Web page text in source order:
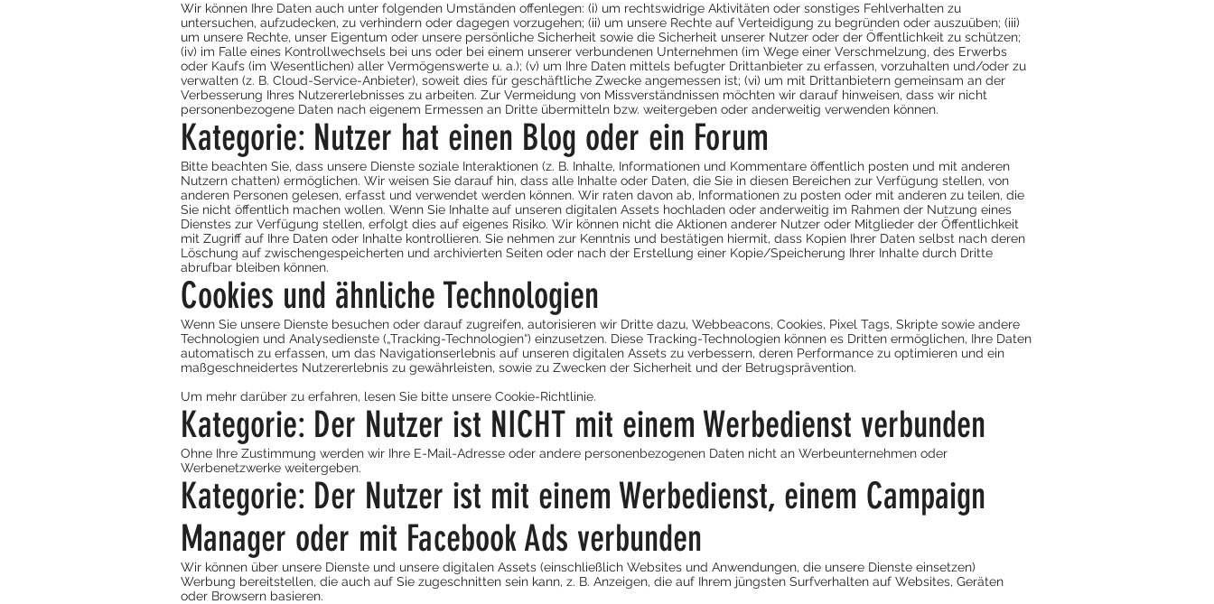
Wir können Ihre Daten auch unter folgenden Umständen offenlegen: (i) um rechtswidrige Aktivitäten oder sonstiges Fehlverhalten zu
untersuchen, aufzudecken, zu verhindern oder dagegen vorzugehen; (ii) um unsere Rechte auf Verteidigung zu begründen oder auszuüben; (iii)
um unsere Rechte, unser Eigentum oder unsere persönliche Sicherheit sowie die Sicherheit unserer Nutzer oder der Öffentlichkeit zu schützen;
(iv) im Falle eines Kontrollwechsels bei uns oder bei einem unserer verbundenen Unternehmen (im Wege einer Verschmelzung, des Erwerbs
oder Kaufs (im Wesentlichen) aller Vermögenswerte u. a.); (v) um Ihre Daten mittels befugter Drittanbieter zu erfassen, vorzuhalten und/oder zu
verwalten (z. B. Cloud-Service-Anbieter), soweit dies für geschäftliche Zwecke angemessen ist; (vi) um mit Drittanbietern gemeinsam an der
Verbesserung Ihres Nutzererlebnisses zu arbeiten. Zur Vermeidung von Missverständnissen möchten wir darauf hinweisen, dass wir nicht
personenbezogene Daten nach eigenem Ermessen an Dritte übermitteln bzw. weitergeben oder anderweitig verwenden können.
Kategorie: Nutzer hat einen Blog oder ein Forum
Bitte beachten Sie, dass unsere Dienste soziale Interaktionen (z. B. Inhalte, Informationen und Kommentare öffentlich posten und mit anderen
Nutzern chatten) ermöglichen. Wir weisen Sie darauf hin, dass alle Inhalte oder Daten, die Sie in diesen Bereichen zur Verfügung stellen, von
anderen Personen gelesen, erfasst und verwendet werden können. Wir raten davon ab, Informationen zu posten oder mit anderen zu teilen, die
Sie nicht öffentlich machen wollen. Wenn Sie Inhalte auf unseren digitalen Assets hochladen oder anderweitig im Rahmen der Nutzung eines
Dienstes zur Verfügung stellen, erfolgt dies auf eigenes Risiko. Wir können nicht die Aktionen anderer Nutzer oder Mitglieder der Öffentlichkeit
mit Zugriff auf Ihre Daten oder Inhalte kontrollieren. Sie nehmen zur Kenntnis und bestätigen hiermit, dass Kopien Ihrer Daten selbst nach deren
Löschung auf zwischengespeicherten und archivierten Seiten oder nach der Erstellung einer Kopie/Speicherung Ihrer Inhalte durch Dritte
abrufbar bleiben können.
Cookies und ähnliche Technologien
Wenn Sie unsere Dienste besuchen oder darauf zugreifen, autorisieren wir Dritte dazu, Webbeacons, Cookies, Pixel Tags, Skripte sowie andere
Technologien und Analysedienste („Tracking-Technologien“) einzusetzen. Diese Tracking-Technologien können es Dritten ermöglichen, Ihre Daten
automatisch zu erfassen, um das Navigationserlebnis auf unseren digitalen Assets zu verbessern, deren Performance zu optimieren und ein
maßgeschneidertes Nutzererlebnis zu gewährleisten, sowie zu Zwecken der Sicherheit und der Betrugsprävention.
Um mehr darüber zu erfahren, lesen Sie bitte unsere Cookie-Richtlinie.
Kategorie: Der Nutzer ist NICHT mit einem Werbedienst verbunden
Ohne Ihre Zustimmung werden wir Ihre E-Mail-Adresse oder andere personenbezogenen Daten nicht an Werbeunternehmen oder
Werbenetzwerke weitergeben.
Kategorie: Der Nutzer ist mit einem Werbedienst, einem Campaign
Manager oder mit Facebook Ads verbunden
Wir können über unsere Dienste und unsere digitalen Assets (einschließlich Websites und Anwendungen, die unsere Dienste einsetzen)
Werbung bereitstellen, die auch auf Sie zugeschnitten sein kann, z. B. Anzeigen, die auf Ihrem jüngsten Surfverhalten auf Websites, Geräten
oder Browsern basieren.